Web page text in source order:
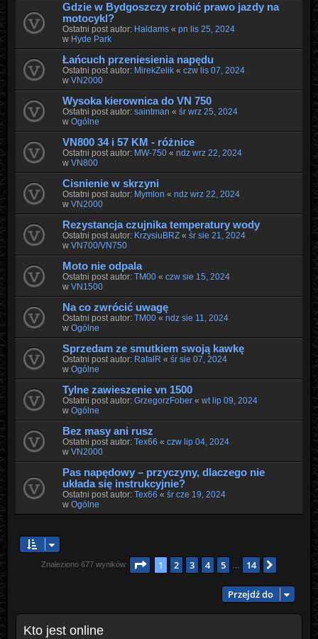
Gdzie w Bydgoszczy zrobić prawo jazdy na
motocykl?
Ostatni post autor: Haldams« pn lis 25, 2024
w Hyde Park
Łańcuch przeniesienia napędu
Ostatni post autor: MirekZelik« czw lis 07, 2024
w VN2000
Wysoka kierownica do VN 750
Ostatni post autor: saintman « śr wrz 25, 2024
w Ogólne
VN800 34 i 57 KM - różnice
Ostatni post autor: MW-750« ndz wrz 22, 2024
w VN800
Cisnienie w skrzyni
Ostatni post autor: Mymlon « ndz wrz 22, 2024
w VN2000
Rezystancja czujnika temperatury wody
Ostatni post autor: KrzysiuBRZ« śr sie 21, 2024
w VN700/VN750
Moto nie odpala
Ostatni post autor: TM00« czw sie 15, 2024
w VN1500
Na co zwrócić uwagę
Ostatni post autor: TM00« ndz sie 11, 2024
w Ogólne
Sprzedam ze smutkiem swoją kawkę
Ostatni post autor: RafałR « śr sie 07, 2024
w Ogólne
Tylne zawieszenie vn 1500
Ostatni post autor: GrzegorzFober« wt lip 09, 2024
w Ogólne
Bez masy ani rusz
Ostatni post autor: Tex66 « czw lip 04, 2024
w VN2000
Pas napędowy – przyczyny, dlaczego nie
układa się instrukcyjnie?
Ostatni post autor: Tex66 « śr cze 19, 2024
w Ogólne
Znaleziono 677 wyników Strona1 z14
1 2 3 4 5 14
Przejdź do
Kto jest online